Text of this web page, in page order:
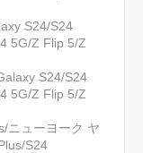
S24/S24
5G/Z Flip 5/Z
S24/S24
5G/Z Flip 5/Z
ニューヨーク ヤ
S24